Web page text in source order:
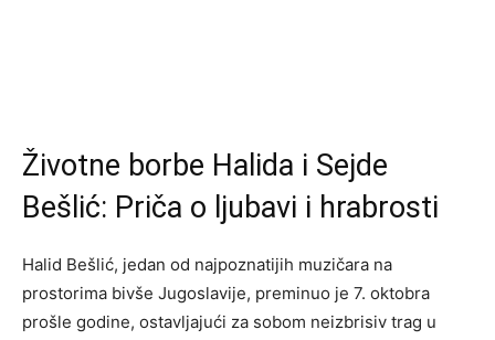
Životne borbe Halida i Sejde
Bešlić: Priča o ljubavi i hrabrosti
Halid Bešlić, jedan od najpoznatijih muzičara na
prostorima bivše Jugoslavije, preminuo je 7. oktobra
prošle godine, ostavljajući za sobom neizbrisiv trag u